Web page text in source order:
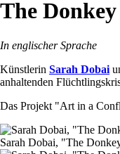
The
In englischer Sprache
Künstlerin Sarah Dobai
anhaltenden
Das Projekt "Art in a
Sarah Dobai, "The